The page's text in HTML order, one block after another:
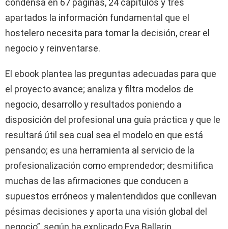
apartados la información fundamental que el
hostelero necesita para tomar la decisión, crear el
negocio y reinventarse.
El ebook plantea las preguntas adecuadas para que
el proyecto avance; analiza y filtra modelos de
negocio, desarrollo y resultados poniendo a
disposición del profesional una guía práctica y que le
resultará útil sea cual sea el modelo en que está
pensando; es una herramienta al servicio de la
profesionalización como emprendedor; desmitifica
muchas de las afirmaciones que conducen a
supuestos erróneos y malentendidos que conllevan
pésimas decisiones y aporta una visión global del
negocio”, según ha explicado Eva Ballarin.